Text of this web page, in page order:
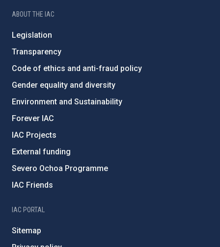
ABOUT THE IAC
Legislation
Transparency
Code of ethics and anti-fraud policy
Gender equality and diversity
Environment and Sustainability
Forever IAC
IAC Projects
External funding
Severo Ochoa Programme
IAC Friends
IAC PORTAL
Sitemap